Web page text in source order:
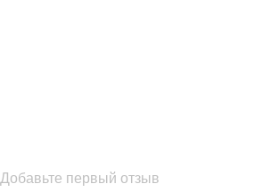
Добавьте первый отзыв